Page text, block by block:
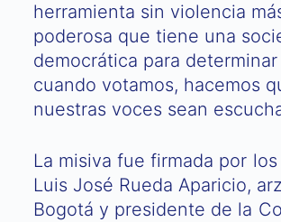
herramienta sin violencia
poderosa que tiene una
democrática para
cuando votamos, hacemos
nuestras voces sean
La misiva fue firmada por
Luis José Rueda Aparicio,
Bogotá y presidente de la